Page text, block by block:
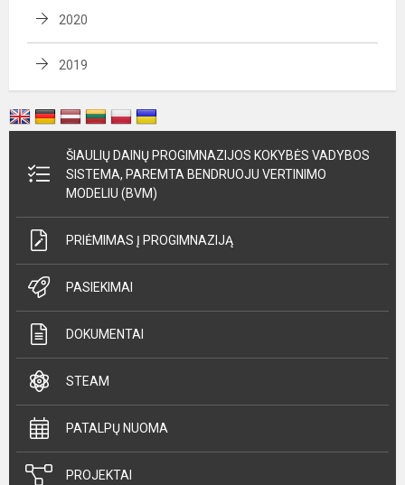
2020
2019
ŠIAULIŲ DAINŲ PROGIMNAZIJOS KOKYBĖS VADYBOS
SISTEMA, PAREMTA BENDRUOJU VERTINIMO
MODELIU (BVM)
PRIĖMIMAS Į PROGIMNAZIJĄ
PASIEKIMAI
DOKUMENTAI
STEAM
PATALPŲ NUOMA
PROJEKTAI